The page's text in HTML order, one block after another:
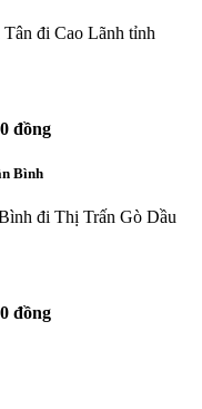
đi Cao Lãnh tỉnh
đồng
Bình
đi Thị Trấn Gò Dầu
đồng